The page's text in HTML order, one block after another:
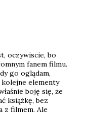
oczywiscie, bo
fanem filmu.
go oglądam,
elementy
boję się, że
książkę, bez
z filmem. Ale